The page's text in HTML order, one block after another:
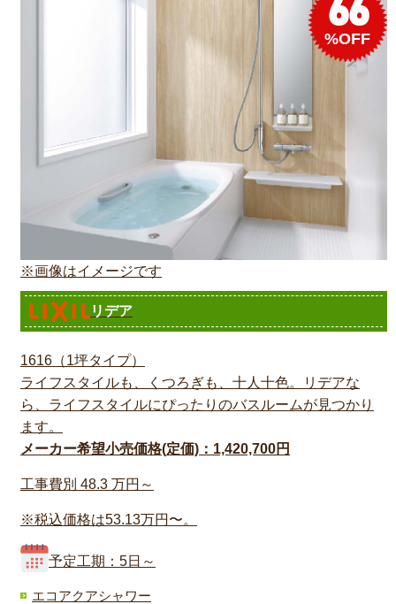
66
%OFF
※画像はイメージです
リデア
1616（1坪タイプ）
ライフスタイルも、くつろぎも、十人十色。リデアな
ら、ライフスタイルにぴったりのバスルームが見つかり
ます。
メーカー希望小売価格(定価)：1,420,700円
工事費別 48.3 万円～
※税込価格は53.13万円〜。
予定工期：5日～
エコアクアシャワー